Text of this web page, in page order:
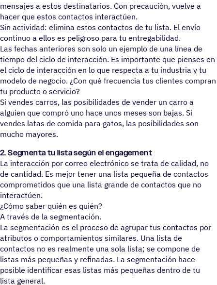
mensajes a estos destinatarios. Con precaución, vuelve a
hacer que estos contactos interactúen.
Sin actividad: elimina estos contactos de tu lista. El envío
continuo a ellos es peligroso para tu entregabilidad.
Las fechas anteriores son solo un ejemplo de una línea de
tiempo del ciclo de interacción. Es importante que pienses en
el ciclo de interacción en lo que respecta a tu industria y tu
modelo de negocio. ¿Con qué frecuencia tus clientes compran
tu producto o servicio?
Si vendes carros, las posibilidades de vender un carro a
alguien que compró uno hace unos meses son bajas. Si
vendes latas de comida para gatos, las posibilidades son
mucho mayores.
2. Segmenta tu lista según el engagement
La interacción por correo electrónico se trata de calidad, no
de cantidad. Es mejor tener una lista pequeña de contactos
comprometidos que una lista grande de contactos que no
interactúen.
¿Cómo saber quién es quién?
A través de la segmentación.
La segmentación es el proceso de agrupar tus contactos por
atributos o comportamientos similares. Una lista de
contactos no es realmente una sola lista; se compone de
listas más pequeñas y refinadas. La segmentación hace
posible identificar esas listas más pequeñas dentro de tu
lista general.